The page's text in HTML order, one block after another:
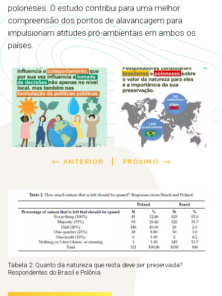
poloneses. O estudo contribui para uma melhor
compreensão dos pontos de alavancagem para
impulsionam atitudes pró-ambientais em ambos os
países.
ANTERIOR PRÓXIMO
Tabela 2: Quanto da natureza que resta deve ser preservada?
Respondentes do Brasil e Polônia.